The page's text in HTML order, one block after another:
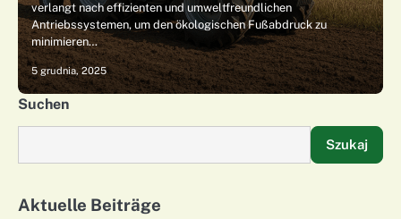
verlangt nach effizienten und umweltfreundlichen
Antriebssystemen, um den ökologischen Fußabdruck zu
minimieren…
5 grudnia, 2025
Suchen
Szukaj
Aktuelle Beiträge